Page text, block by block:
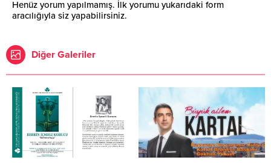
Henüz yorum yapılmamış. İlk yorumu yukarıdaki form
aracılığıyla siz yapabilirsiniz.
Diğer Galeriler